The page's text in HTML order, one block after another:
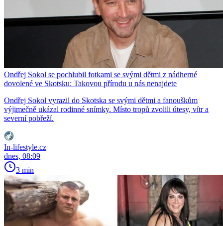
Ondřej Sokol se pochlubil fotkami se svými dětmi z nádherné
dovolené ve Skotsku: Takovou přírodu u nás nenajdete
Ondřej Sokol vyrazil do Skotska se svými dětmi a fanouškům
výjimečně ukázal rodinné snímky. Místo tropů zvolili útesy, vítr a
severní pobřeží.
In-lifestyle.cz
dnes, 08:09
3 min